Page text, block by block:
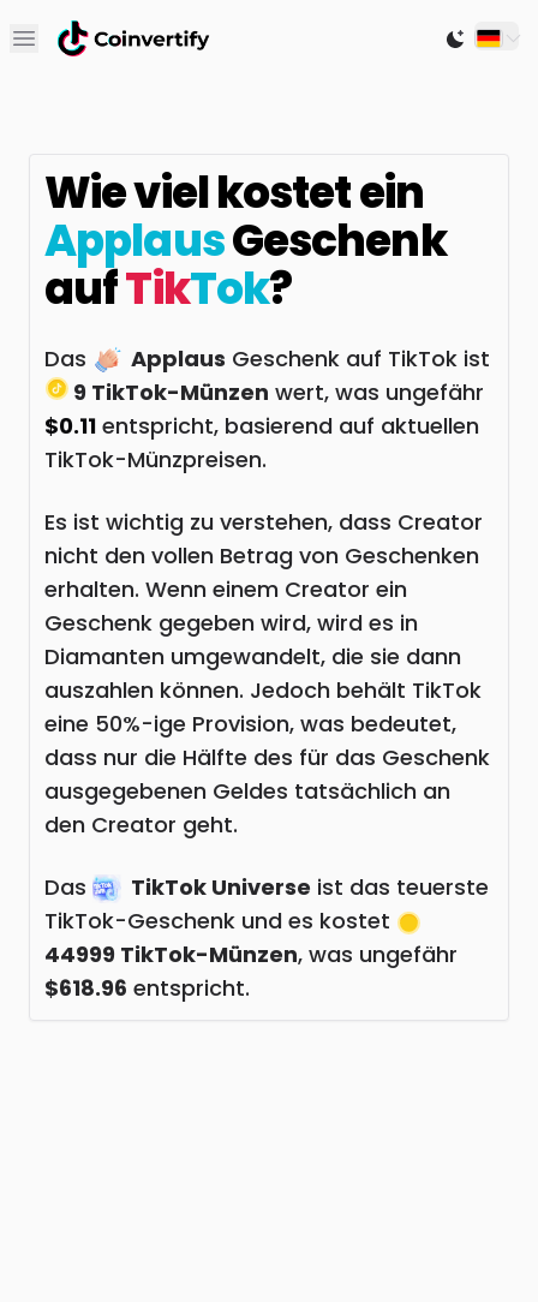
Open main menu Switch
Wie viel kostet ein
ApplausGeschenk
aufTikTok?
Das Applaus Geschenk auf TikTok ist
9 TikTok-Münzen wert, was ungefähr
$0.11 entspricht, basierend auf aktuellen
TikTok-Münzpreisen.
Es ist wichtig zu verstehen, dass Creator
nicht den vollen Betrag von Geschenken
erhalten. Wenn einem Creator ein
Geschenk gegeben wird, wird es in
Diamanten umgewandelt, die sie dann
auszahlen können. Jedoch behält TikTok
eine 50%-ige Provision, was bedeutet,
dass nur die Hälfte des für das Geschenk
ausgegebenen Geldes tatsächlich an
den Creator geht.
Das TikTok Universe ist das teuerste
TikTok-Geschenk und es kostet
44999 TikTok-Münzen, was ungefähr
$618.96 entspricht.